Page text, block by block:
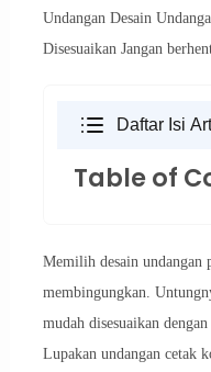
Undangan Desain
Disesuaikan Jangan
Daftar Isi
Table of
Memilih desain undangan
membingungkan.
mudah disesuaikan
Lupakan undangan cetak